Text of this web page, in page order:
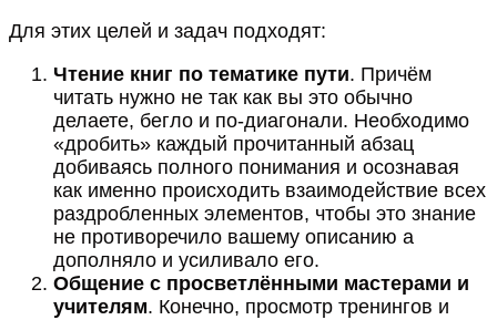
Для этих целей и задач подходят:
Чтение книг по тематике пути. Причём
читать нужно не так как вы это обычно
делаете, бегло и по-диагонали. Необходимо
«дробить» каждый прочитанный абзац
добиваясь полного понимания и осознавая
как именно происходить взаимодействие всех
раздробленных элементов, чтобы это знание
не противоречило вашему описанию а
дополняло и усиливало его.
Общение с просветлёнными мастерами и
учителям. Конечно, просмотр тренингов и